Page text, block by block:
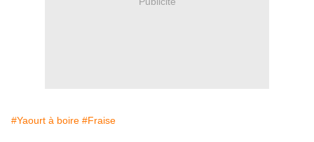
#Yaourt à boire #Fraise